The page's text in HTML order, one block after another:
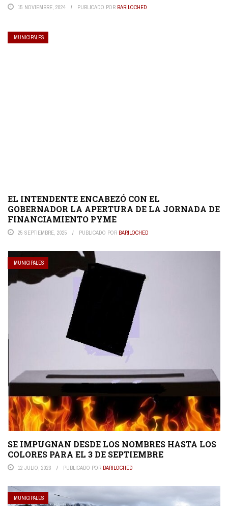
15 NOVIEMBRE, 2024 PUBLICADO POR BARILOCHED
MUNICIPALES
EL INTENDENTE ENCABEZÓ CON EL
GOBERNADOR LA APERTURA DE LA JORNADA DE
FINANCIAMIENTO PYME
25 SEPTIEMBRE, 2025 PUBLICADO POR BARILOCHED
MUNICIPALES
SE IMPUGNAN DESDE LOS NOMBRES HASTA LOS
COLORES PARA EL 3 DE SEPTIEMBRE
12 JULIO, 2023 PUBLICADO POR BARILOCHED
MUNICIPALES